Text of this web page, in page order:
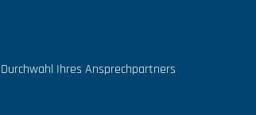
Ihres Ansprechpartners